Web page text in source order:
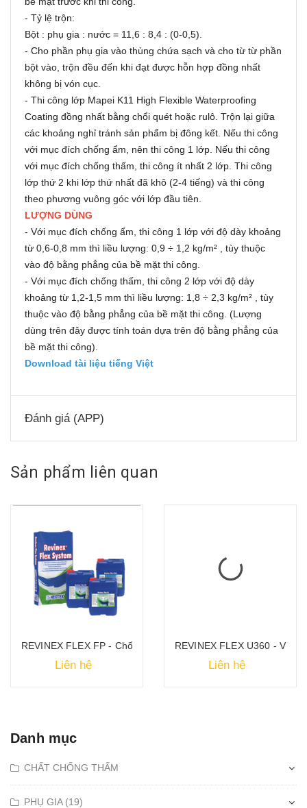
- Tỷ lệ trộn:
Bột : phụ gia : nước = 11,6 : 8,4 : (0-0,5).
- Cho phần phụ gia vào thùng chứa sạch và cho từ từ phần
bột vào, trộn đều đến khi đạt được hỗn hợp đồng nhất
không bị vón cục.
- Thi công lớp Mapei K11 High Flexible Waterproofing
Coating đồng nhất bằng chổi quét hoặc rulô. Trộn lại giữa
các khoảng nghỉ tránh sản phẩm bị đông kết. Nếu thi công
với mục đích chống ẩm, nên thi công 1 lớp. Nếu thi công
với mục đích chống thấm, thi công ít nhất 2 lớp. Thi công
lớp thứ 2 khi lớp thứ nhất đã khô (2-4 tiếng) và thi công
theo phương vuông góc với lớp đầu tiên.
LƯỢNG DÙNG
- Với mục đích chống ẩm, thi công 1 lớp với độ dày khoảng
từ 0,6-0,8 mm thì liều lượng: 0,9 ÷ 1,2 kg/m² , tùy thuộc
vào độ bằng phẳng của bề mặt thi công.
- Với mục đích chống thấm, thi công 2 lớp với độ dày
khoảng từ 1,2-1,5 mm thì liều lượng: 1,8 ÷ 2,3 kg/m² , tùy
thuộc vào độ bằng phẳng của bề mặt thi công. (Lượng
dùng trên đây được tính toán dựa trên độ bằng phẳng của
bề mặt thi công).
Download tài liệu tiếng Việt
Đánh giá (APP)
Sản phẩm liên quan
thấm bảo vệ đàn hồi
REVINEX FLEX FP - Chống thấm gốc xi măng 2 thành phần
Liên hệ
REVINEX FLEX U360 - Vật
Liên hệ
Danh mục
CHẤT CHỐNG THẤM
PHỤ GIA (19)